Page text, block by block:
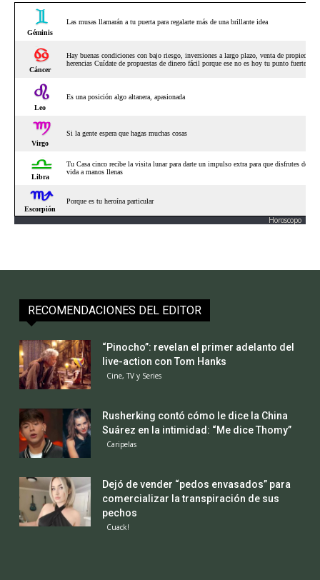
Horoscopo
RECOMENDACIONES DEL EDITOR
“Pinocho”: revelan el primer adelanto del
live-action con Tom Hanks
Cine, TV y Series
Rusherking contó cómo le dice la China
Suárez en la intimidad: “Me dice Thomy”
Caripelas
Dejó de vender “pedos envasados” para
comercializar la transpiración de sus
pechos
Cuack!